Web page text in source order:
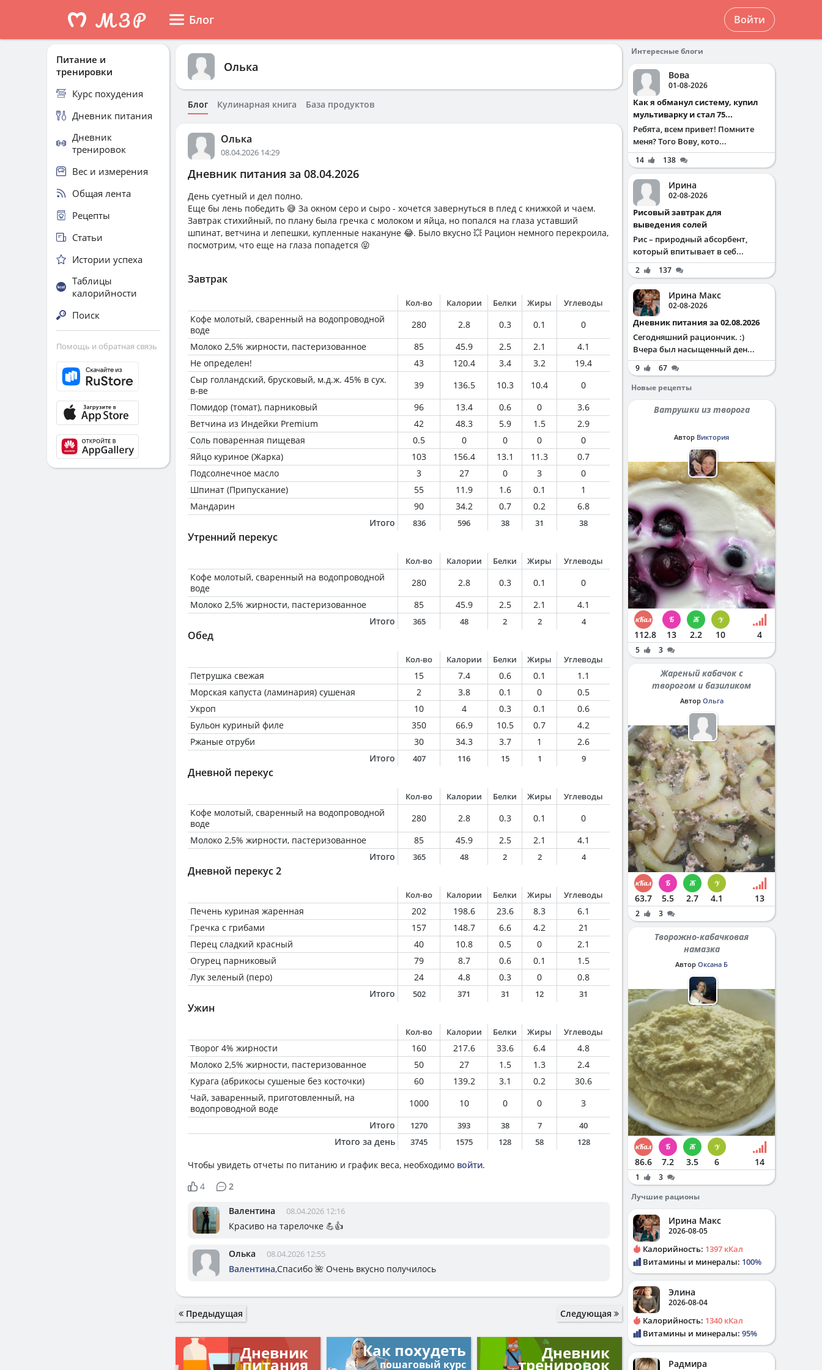
Блог Войти
Олька
Блог Кулинарная книга База продуктов
Олька
08.04.2026 14:29
Дневник питания за 08.04.2026
День суетный и дел полно.
Еще бы лень победить 😅 За окном серо и сыро - хочется завернуться в плед с книжкой и чаем.
Завтрак стихийный, по плану была гречка с молоком и яйца, но попался на глаза уставший
шпинат, ветчина и лепешки, купленные накануне 😂. Было вкусно 💥 Рацион немного перекроила,
посмотрим, что еще на глаза попадется 😝
Завтрак
Кол-во Калории Белки Жиры Углеводы
Кофе молотый, сваренный на водопроводной
воде
280 2.8 0.3 0.1
0
Молоко 2,5% жирности, пастеризованное
85 45.9 2.5 2.1
4.1
Не определен!
43 120.4 3.4 3.2
19.4
Сыр голландский, брусковый, м.д.ж. 45% в сух.
в-ве
39 136.5 10.3 10.4
0
Помидор (томат), парниковый
96 13.4 0.6 0
3.6
Ветчина из Индейки Premium
42 48.3 5.9 1.5
2.9
Соль поваренная пищевая
0.5 0 0 0
0
Яйцо куриное (Жарка)
103 156.4 13.1 11.3
0.7
Подсолнечное масло
3 27 0 3
0
Шпинат (Припускание)
55 11.9 1.6 0.1
1
Мандарин
90 34.2 0.7 0.2
6.8
Итого
836 596 38 31 38
Утренний перекус
Кол-во Калории Белки Жиры Углеводы
Кофе молотый, сваренный на водопроводной
воде
280 2.8 0.3 0.1
0
Молоко 2,5% жирности, пастеризованное
85 45.9 2.5 2.1
4.1
Итого
365 48 2 2 4
Обед
Кол-во Калории Белки Жиры Углеводы
Петрушка свежая 15 7.4 0.6 0.1
1.1
Морская капуста (ламинария) сушеная
2 3.8 0.1 0
0.5
Укроп
10 4 0.3 0.1
0.6
Бульон куриный филе
350 66.9 10.5 0.7
4.2
Ржаные отруби
30 34.3 3.7 1
2.6
Итого
407 116 15 1 9
Дневной перекус
Кол-во Калории Белки Жиры Углеводы
Кофе молотый, сваренный на водопроводной
воде
280 2.8 0.3 0.1
0
Молоко 2,5% жирности, пастеризованное
85 45.9 2.5 2.1
4.1
Итого
365 48 2 2 4
Дневной перекус 2
Кол-во Калории Белки Жиры Углеводы
Печень куриная жаренная 202 198.6 23.6 8.3
6.1
Гречка с грибами
157 148.7 6.6 4.2
21
Перец сладкий красный
40 10.8 0.5 0
2.1
Огурец парниковый
79 8.7 0.6 0.1
1.5
Лук зеленый (перо)
24 4.8 0.3 0
0.8
Итого
502 371 31 12 31
Ужин
Кол-во Калории Белки Жиры Углеводы
Творог 4% жирности 160 217.6 33.6 6.4
4.8
Молоко 2,5% жирности, пастеризованное
50 27 1.5 1.3
2.4
Курага (абрикосы сушеные без косточки)
60 139.2 3.1 0.2
30.6
Чай, заваренный, приготовленный, на
водопроводной воде
1000 10 0 0
3
Итого
1270 393 38 7 40
Итого за день 3745 1575 128 58 128
Чтобы увидеть отчеты по питанию и график веса, необходимо войти.
4
2
Валентина 08.04.2026 12:16
Красиво на тарелочке 💪👍
Олька 08.04.2026 12:55
Валентина,Спасибо 🌺 Очень вкусно получилось
Предыдущая Следующая
Дневник
питания
Как похудеть
пошаговый курс
Дневник
тренировок
Питание и
тренировки
Курс похудения
Дневник питания
Дневник
тренировок
Вес и измерения
Общая лента
Рецепты
Статьи
Истории успеха
Таблицы
калорийности
Поиск
Помощь и обратная связь
Интересные блоги
Вова
01-08-2026
Как я обманул систему, купил
мультиварку и стал 75...
Ребята, всем привет! Помните
меня? Того Вову, кото...
14 138
Ирина
02-08-2026
Рисовый завтрак для
выведения солей
Рис – природный абсорбент,
который впитывает в себ...
2 137
Ирина Макс
02-08-2026
Дневник питания за 02.08.2026
Сегодняшний рациончик. :)
Вчера был насыщенный ден...
9
67
Новые рецепты
Ватрушки из творога
Автор Виктория
112.8 13 2.2 10 4
5 3
Жареный кабачок с
творогом и базиликом
Автор Ольга
63.7 5.5 2.7 4.1 13
2 3
Творожно-кабачковая
намазка
Автор Оксана Б
86.6 7.2 3.5 6 14
1
3
Лучшие рационы
Ирина Макс
2026-08-05
Калорийность: 1397 кКал
Витамины и минералы: 100%
Элина
2026-08-04
Калорийность: 1340 кКал
Витамины и минералы: 95%
Радмира